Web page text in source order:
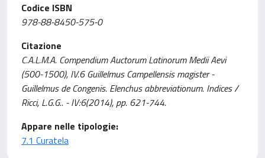
Codice ISBN
978-88-8450-575-0
Citazione
C.A.L.M.A. Compendium Auctorum Latinorum Medii Aevi
(500-1500), IV.6 Guillelmus Campellensis magister -
Guillelmus de Congenis. Elenchus abbreviationum. Indices /
Ricci, L.G.G.. - IV:6(2014), pp. 621-744.
Appare nelle tipologie:
7.1 Curatela